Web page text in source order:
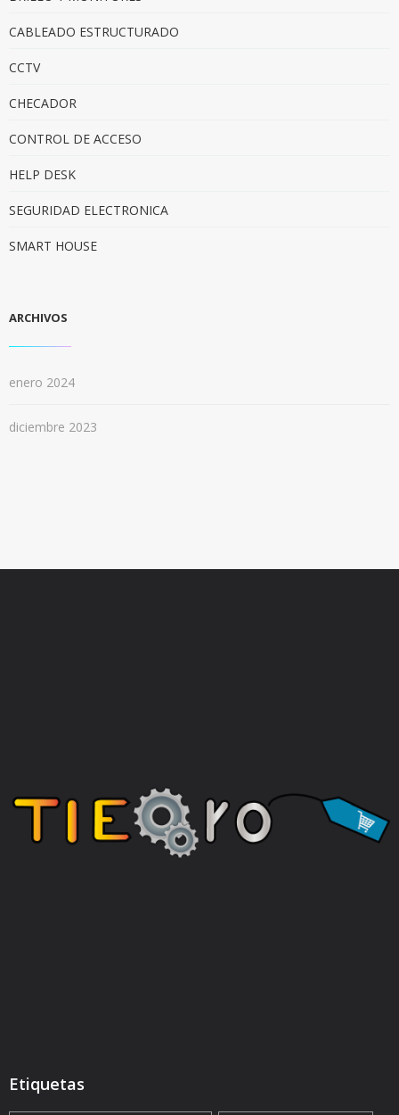
CABLEADO ESTRUCTURADO
CCTV
CHECADOR
CONTROL DE ACCESO
HELP DESK
SEGURIDAD ELECTRONICA
SMART HOUSE
ARCHIVOS
enero 2024
diciembre 2023
Etiquetas